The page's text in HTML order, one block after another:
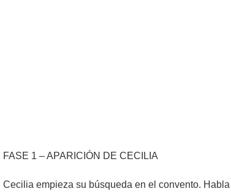
FASE 1 – APARICIÓN DE CECILIA
Cecilia empieza su búsqueda en el convento.